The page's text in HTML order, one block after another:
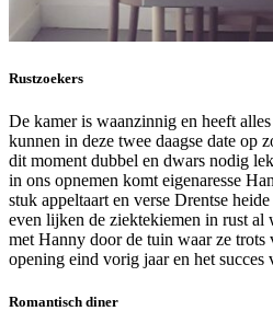
Rustzoekers
De kamer is waanzinnig en heeft
kunnen in deze twee daagse date op
dit moment dubbel en dwars nodig
in ons opnemen komt eigenaresse
stuk appeltaart en verse Drentse
even lijken de ziektekiemen in rust al
met Hanny door de tuin waar ze
opening eind vorig jaar en het succes
Romantisch diner